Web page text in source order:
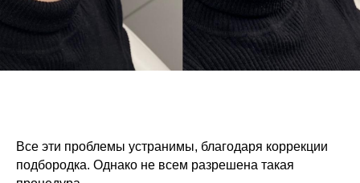
Все эти проблемы устранимы, благодаря коррекции
подбородка. Однако не всем разрешена такая